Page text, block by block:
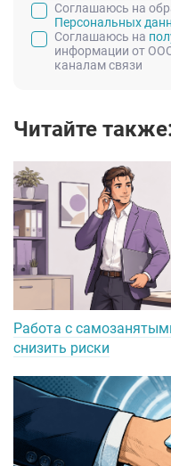
Cоглашаюсь на
Персональных
Соглашаюсь на
информации от
каналам связи
Читайте
Работа с
снизить риски